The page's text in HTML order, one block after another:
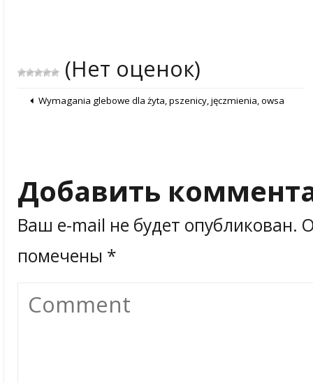
(Нет оценок)
Wymagania glebowe dla żyta, pszenicy, jęczmienia, owsa
Добавить
Ваш e-mail не будет опубликован.
помечены *